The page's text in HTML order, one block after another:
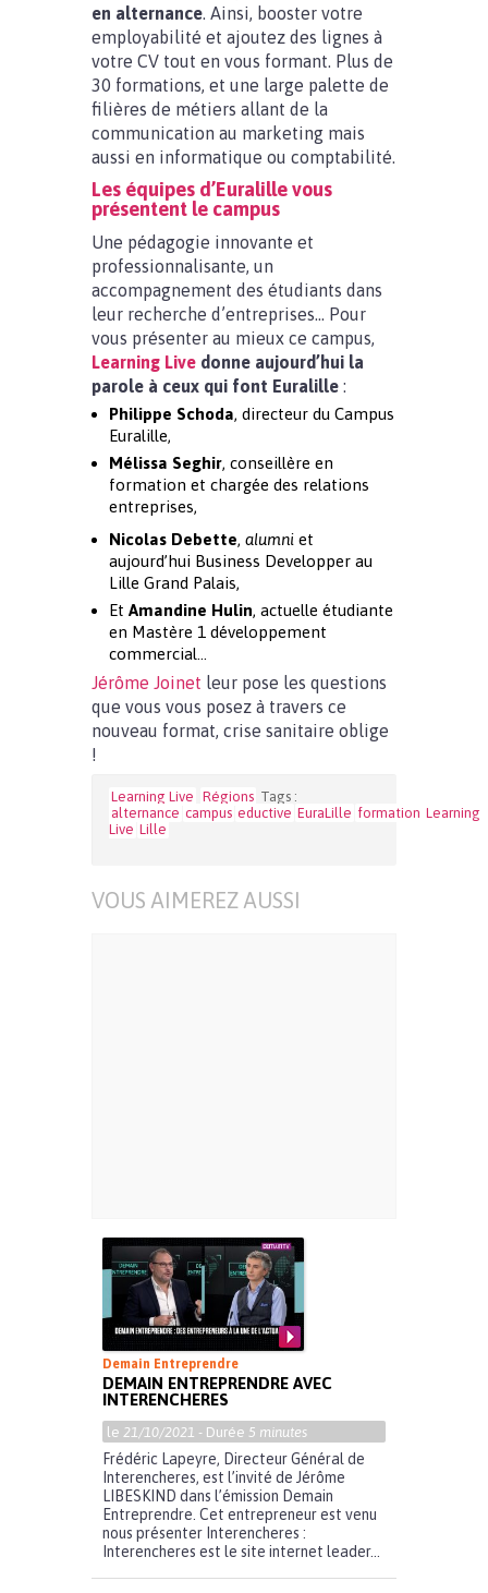
en alternance. Ainsi, booster votre
employabilité et ajoutez des lignes à
votre CV tout en vous formant. Plus de
30 formations, et une large palette de
filières de métiers allant de la
communication au marketing mais
aussi en informatique ou comptabilité.
Les équipes d’Euralille vous
présentent le campus
Une pédagogie innovante et
professionnalisante, un
accompagnement des étudiants dans
leur recherche d’entreprises… Pour
vous présenter au mieux ce campus,
Learning Live donne aujourd’hui la
parole à ceux qui font Euralille :
Philippe Schoda, directeur du Campus
Euralille,
Mélissa Seghir, conseillère en
formation et chargée des relations
entreprises,
Nicolas Debette, alumni et
aujourd’hui Business Developper au
Lille Grand Palais,
Et Amandine Hulin, actuelle étudiante
en Mastère 1 développement
commercial…
Jérôme Joinet leur pose les questions
que vous vous posez à travers ce
nouveau format, crise sanitaire oblige
!
Learning Live Régions Tags :
alternance campus eductive EuraLille formation Learning
Live Lille
VOUS AIMEREZ AUSSI
Demain Entreprendre
DEMAIN ENTREPRENDRE AVEC
INTERENCHERES
le 21/10/2021 - Durée 5 minutes
Frédéric Lapeyre, Directeur Général de
Interencheres, est l’invité de Jérôme
LIBESKIND dans l’émission Demain
Entreprendre. Cet entrepreneur est venu
nous présenter Interencheres :
Interencheres est le site internet leader...